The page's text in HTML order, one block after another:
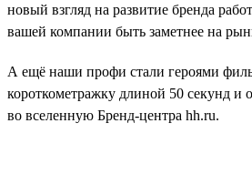
новый взгляд на развитие бренда
вашей компании быть заметнее на
А ещё наши профи стали героями
короткометражку длиной 50 секунд и
во вселенную Бренд-центра hh.ru.